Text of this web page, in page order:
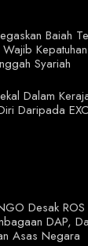
Baiah
Syariah
Dalam
Daripada
Desak ROS
DAP,
Asas Negara